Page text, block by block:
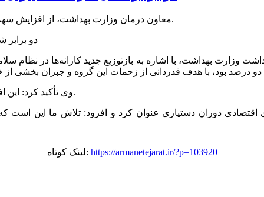
معاون درمان وزارت بهداشت، از افزایش سهم کارانه دستیاران تخصصی به ۴ درصد با دستور وزیر بهداشت خبر داد.
وزارت بهداشت، با اشاره به بازتوزیع جدید کارانه‌ها در
وی تأکید کرد: این افزایش از دی ماه ۱۴۰۴ در کارانه دستیاران تخصصی اعمال خواهد شد.
دوران دستیاری عنوان کرد و افزود: تلاش ما این است که
لینک کوتاه: https://armanetejarat.ir/?p=103920